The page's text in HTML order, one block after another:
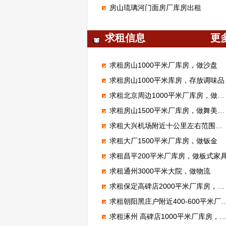
房山琉璃河门面房厂库房出租
求租信息 更
求租房山1000平米厂库房，做沙盘
求租房山1000平米库房，存放调味品
求租北京周边1000平米厂库房，做腻子粉
求租房山1500平米厂库房，做舞美展览
求租大兴机场附近十公里左右范围库房厂房1000平米左右能进大车的
求租大厂1500平米厂库房，做钣金
求租昌平200平米厂库房，做板式家
求租通州3000平米大院，做物流
求租保定高碑店2000平米厂库房，加工无纺布
求租朝阳黑庄户附近400-600平米厂库房，做市区配送
求租涿州 高碑店1000平米厂库房，做装修材料